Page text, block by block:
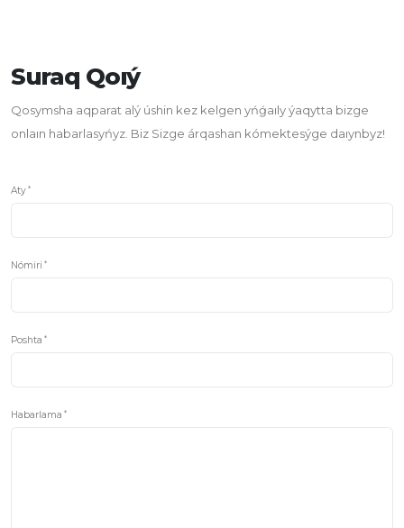
Suraq Qoıý
Qosymsha aqparat alý úshin kez kelgen yńǵaıly ýaqytta bizge
onlaın habarlasyńyz. Biz Sizge árqashan kómektesýge daıynbyz!
Aty
Nómiri
Poshta
Habarlama